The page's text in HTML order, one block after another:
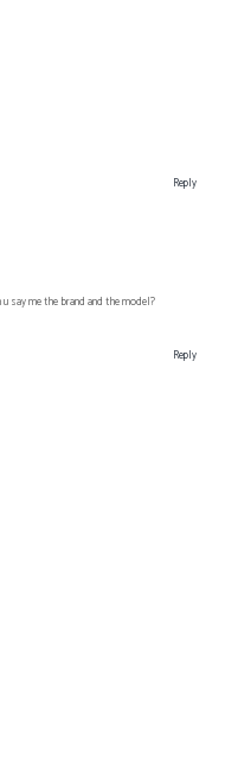
Reply
say me the brand and the model?
Reply